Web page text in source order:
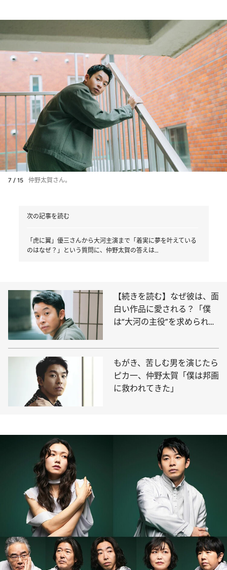
7 / 15 仲野太賀さん。
次の記事を読む
「虎に翼」優三さんから大河主演まで「着実に夢を叶えている
のはなぜ？」という質問に、仲野太賀の答えは…
【続きを読む】なぜ彼は、面
白い作品に愛される？「僕
は“大河の主役”を求められて
意とは
もがき、苦しむ男を演じたら
ピカ一、仲野太賀「僕は邦画
に救われてきた」